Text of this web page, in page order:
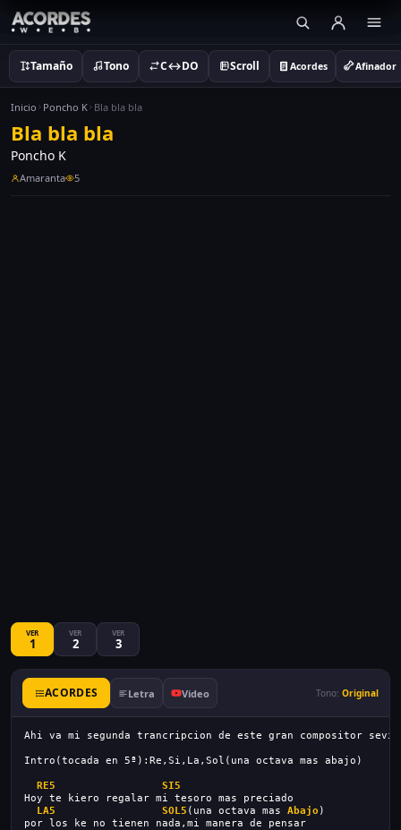
Tamaño Tono C↔DO Scroll Acordes Afinador
Inicio Poncho K Bla bla bla
Bla bla bla
Poncho K
Amaranta 5
VER
1
VER
2
VER
3
ACORDES Letra Video Tono: Original
Ahi va mi segunda trancripcion de este gran compositor
Intro(tocada en 5ª):Re,Si,La,Sol(una octava mas abajo)
RE5
SI5
Hoy te kiero regalar mi tesoro mas preciado
LA5
SOL5 (una octava mas Abajo )
por los ke no tienen nada,mi manera de pensar